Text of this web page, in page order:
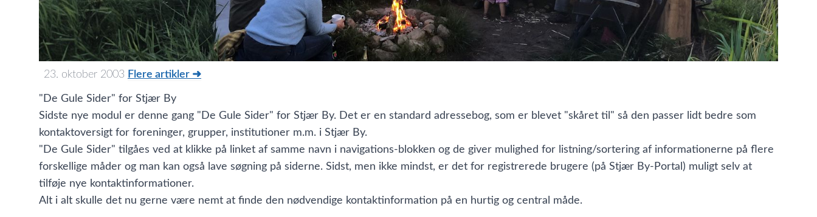
23. oktober 2003 Flere artikler ➜
"De Gule Sider" for Stjær By
Sidste nye modul er denne gang "De Gule Sider" for Stjær By. Det er en standard adressebog, som er blevet "skåret til" så den passer lidt bedre som
kontaktoversigt for foreninger, grupper, institutioner m.m. i Stjær By.
"De Gule Sider" tilgåes ved at klikke på linket af samme navn i navigations-blokken og de giver mulighed for listning/sortering af informationerne på flere
forskellige måder og man kan også lave søgning på siderne. Sidst, men ikke mindst, er det for registrerede brugere (på Stjær By-Portal) muligt selv at
tilføje nye kontaktinformationer.
Alt i alt skulle det nu gerne være nemt at finde den nødvendige kontaktinformation på en hurtig og central måde.